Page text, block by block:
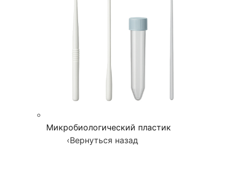
Микробиологический пластик
‹Вернуться назад